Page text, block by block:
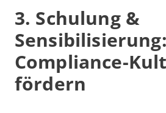
3. Schulung &
Sensibilisierung:
Compliance-
fördern